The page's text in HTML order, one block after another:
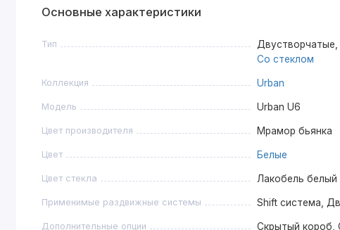
Основные характеристики
Тип
Со стеклом
Коллекция Urban
Модель Urban U6
Цвет производителя Мрамор бьянка
Цвет Белые
Цвет стекла Лакобель белый
Применимые раздвижные системы Shift система,
Дополнительные опции Скрытый короб,